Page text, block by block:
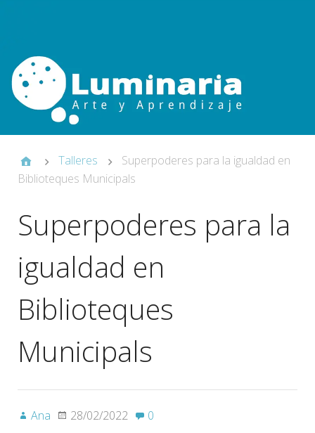
Talleres
Superpoderes para la igualdad en
Biblioteques Municipals
Superpoderes para la
igualdad en
Biblioteques
Municipals
Ana 28/02/2022 0